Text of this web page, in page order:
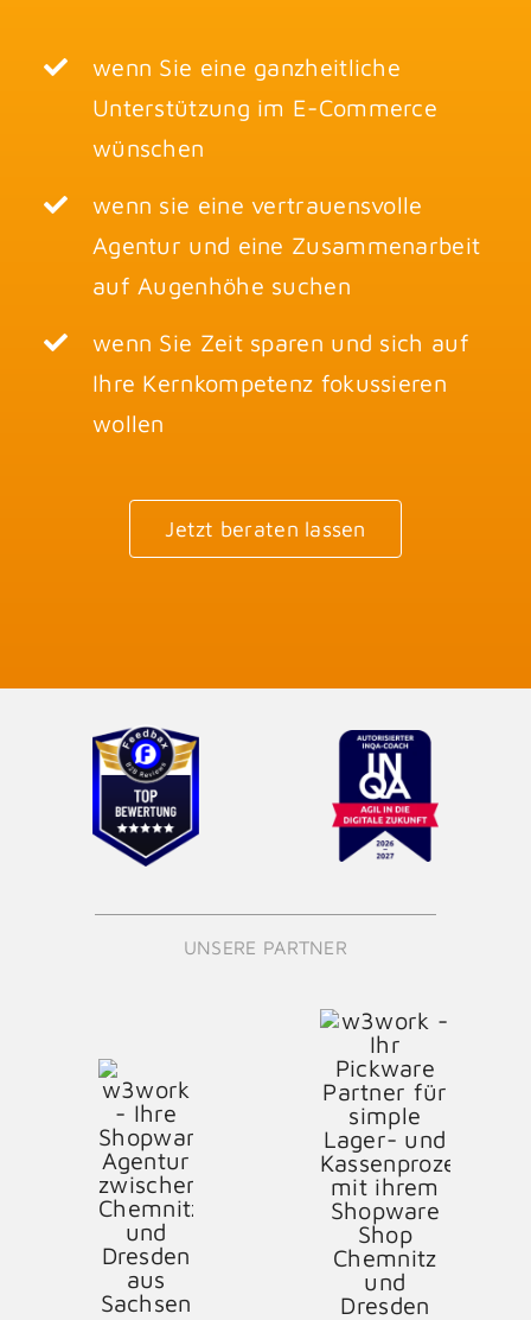
wenn Sie eine ganzheitliche
Unterstützung im E-Commerce
wünschen
wenn sie eine vertrauensvolle
Agentur und eine Zusammenarbeit
auf Augenhöhe suchen
wenn Sie Zeit sparen und sich auf
Ihre Kernkompetenz fokussieren
wollen
Jetzt beraten lassen
UNSERE PARTNER